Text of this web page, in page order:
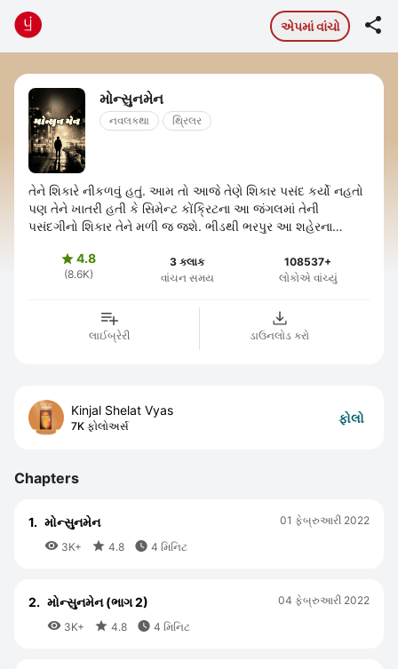
એપમાં વાંચો 
મોન્સુનમેન
નવલકથા થ્રિલર
તેને શિકારે નીકળવું હતું. આમ તો આજે તેણે શિકાર પસંદ કર્યો નહતો
પણ તેને ખાતરી હતી કે સિમેન્ટ કોંક્રિટના આ જંગલમાં તેની
પસંદગીનો શિકાર તેને મળી જ જશે. ભીડથી ભરપુર આ શહેરના
 4.8
(8.6K)
3 કલાક
વાંચન સમય
108537+
લોકોએ વાંચ્યું
લાઈબ્રેરી ડાઉનલોડ કરો
Kinjal Shelat Vyas
7K ફોલોઅર્સ
ફોલો
Chapters
1. મોન્સુનમેન
 3K+  4.8  4 મિનિટ
01 ફેબ્રુઆરી 2022
2. મોન્સુનમેન (ભાગ 2)
 3K+  4.8  4 મિનિટ
04 ફેબ્રુઆરી 2022